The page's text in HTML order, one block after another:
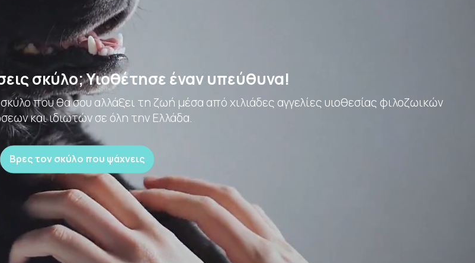
σκύλο; Υιοθέτησε έναν υπεύθυνα!
που θα σου αλλάξει τη ζωή μέσα από χιλιάδες αγγελίες υιοθεσίας φιλοζωικών
και ιδιωτών σε όλη την Ελλάδα.
Βρες τον σκύλο που ψάχνεις